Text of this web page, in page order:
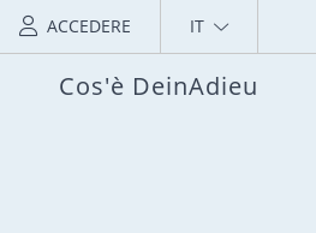
ACCEDERE IT
Cos'è DeinAdieu